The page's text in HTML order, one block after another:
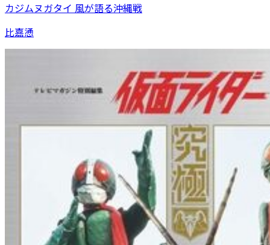
カジムヌガタイ 風が語る沖縄戦
比嘉慂